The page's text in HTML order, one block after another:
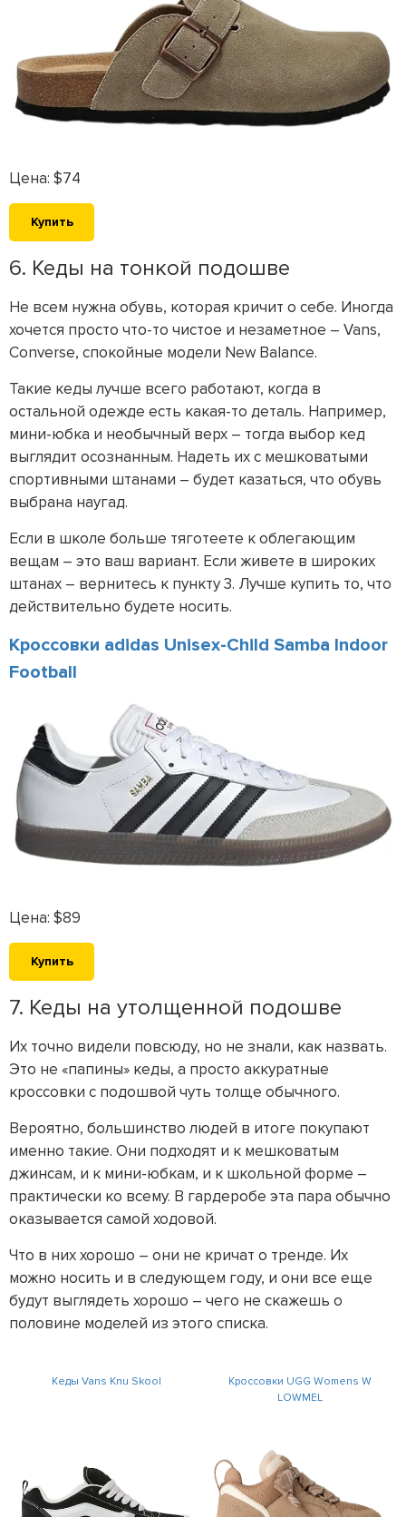
Цена: $74
Купить
6. Кеды на тонкой подошве
Не всем нужна обувь, которая кричит о себе. Иногда
хочется просто что-то чистое и незаметное – Vans,
Converse, спокойные модели New Balance.
Такие кеды лучше всего работают, когда в
остальной одежде есть какая-то деталь. Например,
мини-юбка и необычный верх – тогда выбор кед
выглядит осознанным. Надеть их с мешковатыми
спортивными штанами – будет казаться, что обувь
выбрана наугад.
Если в школе больше тяготеете к облегающим
вещам – это ваш вариант. Если живете в широких
штанах – вернитесь к пункту 3. Лучше купить то, что
действительно будете носить.
Кроссовки adidas Unisex-Child Samba Indoor
Football
Цена: $89
Купить
7. Кеды на утолщенной подошве
Их точно видели повсюду, но не знали, как назвать.
Это не «папины» кеды, а просто аккуратные
кроссовки с подошвой чуть толще обычного.
Вероятно, большинство людей в итоге покупают
именно такие. Они подходят и к мешковатым
джинсам, и к мини-юбкам, и к школьной форме –
практически ко всему. В гардеробе эта пара обычно
оказывается самой ходовой.
Что в них хорошо – они не кричат о тренде. Их
можно носить и в следующем году, и они все еще
будут выглядеть хорошо – чего не скажешь о
половине моделей из этого списка.
Кеды Vans Knu Skool
Кроссовки UGG Womens W
LOWMEL